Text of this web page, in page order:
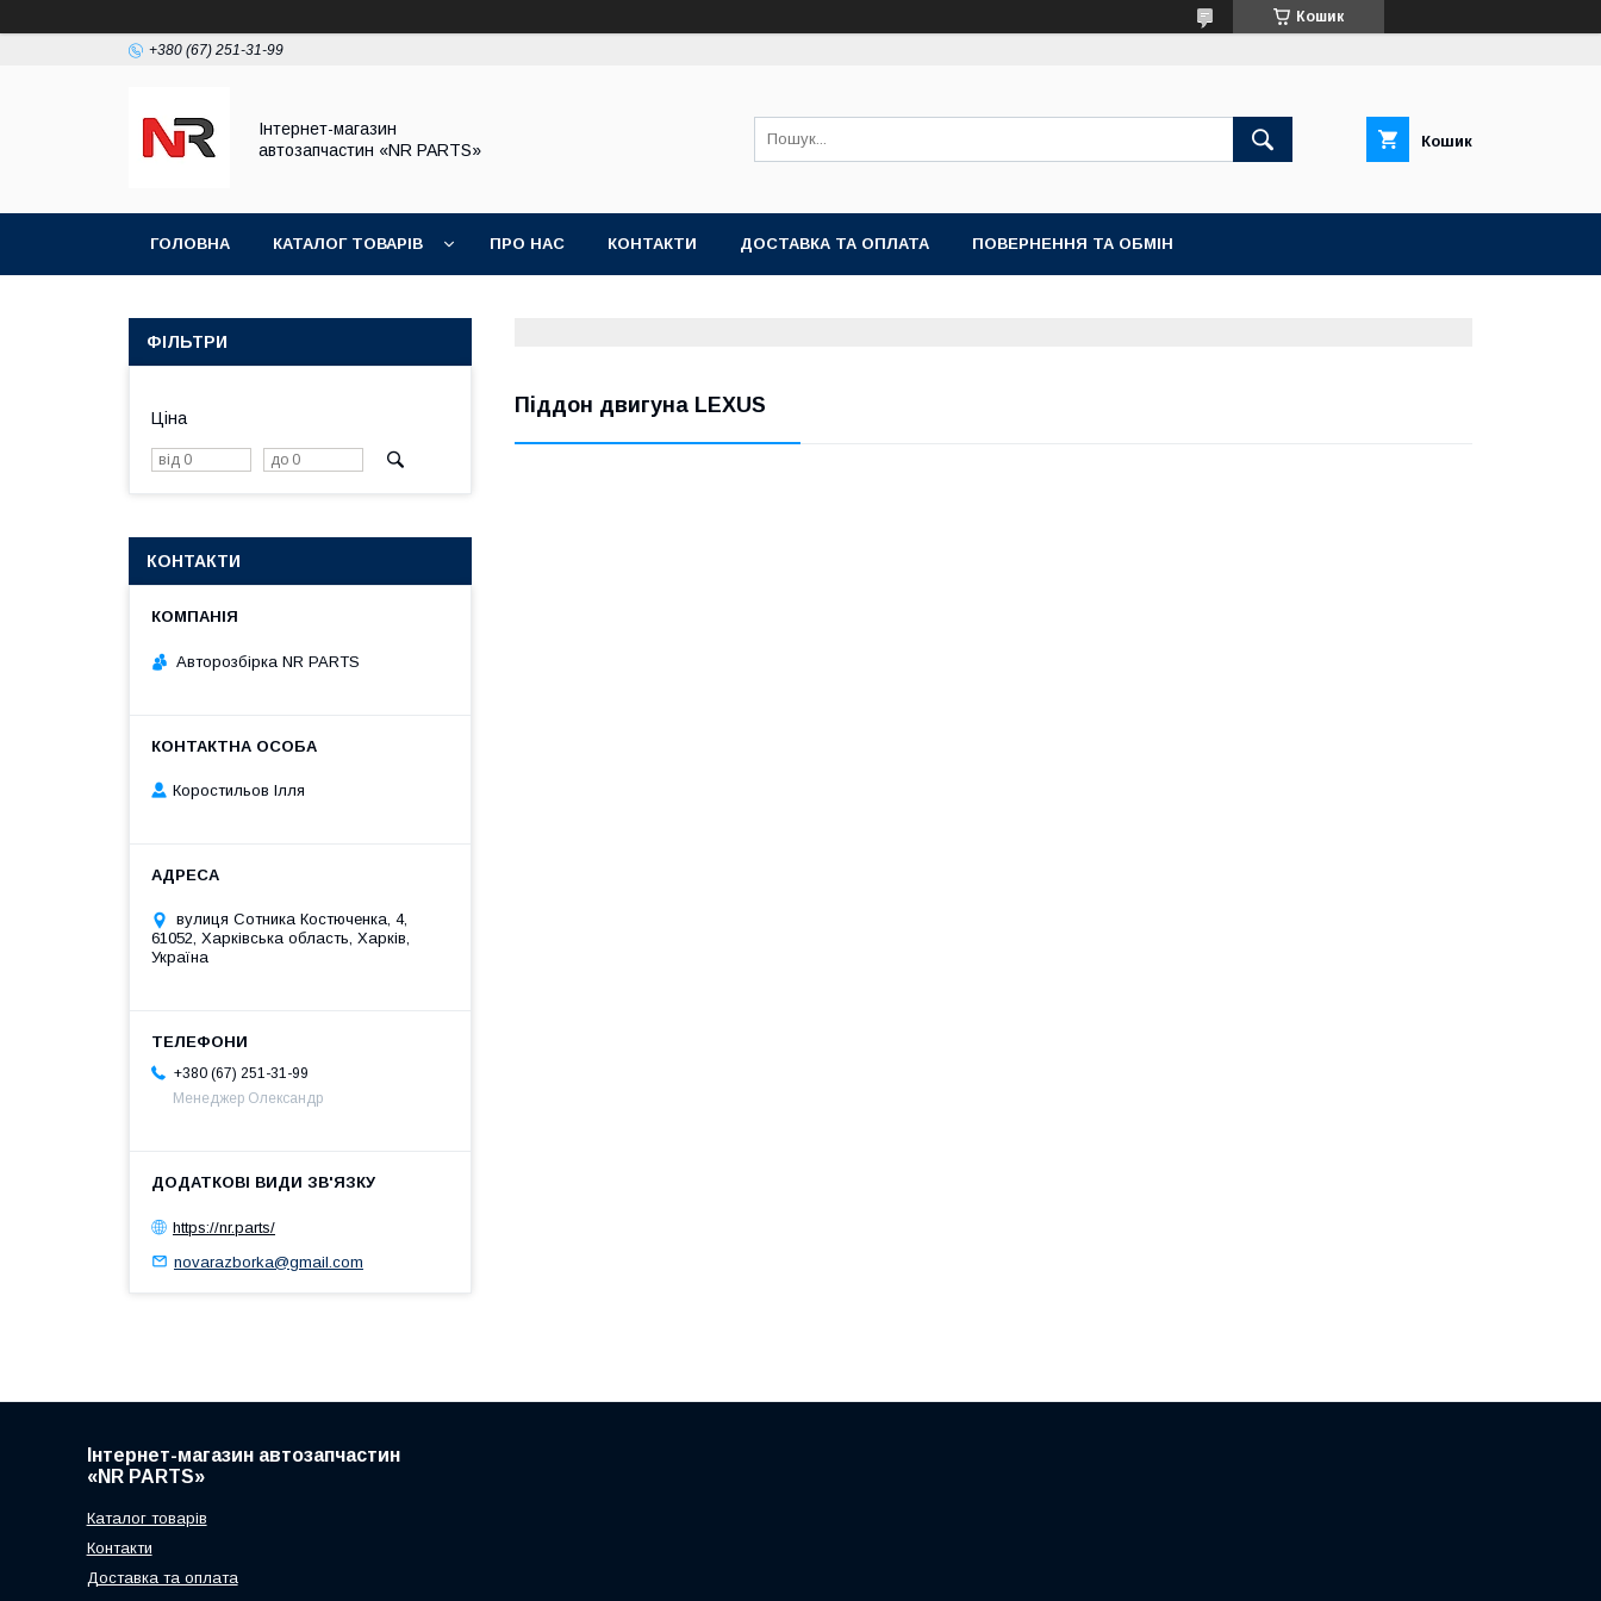
Кошик
+380 (67) 251-31-99
Інтернет-магазин
автозапчастин «NR PARTS»
Кошик
ГОЛОВНА КАТАЛОГ ТОВАРІВ ПРО НАС КОНТАКТИ ДОСТАВКА ТА ОПЛАТА ПОВЕРНЕННЯ ТА ОБМІН
Піддон двигуна LEXUS
ФІЛЬТРИ
Ціна
КОНТАКТИ
Авторозбірка NR PARTS
Коростильов Ілля
вулиця Сотника Костюченка, 4,
61052, Харківська область, Харків,
Україна
+380 (67) 251-31-99
Менеджер Олександр
https://nr.parts/
novarazborka@gmail.com
Інтернет-магазин автозапчастин
«NR PARTS»
Каталог товарів
Контакти
Доставка та оплата